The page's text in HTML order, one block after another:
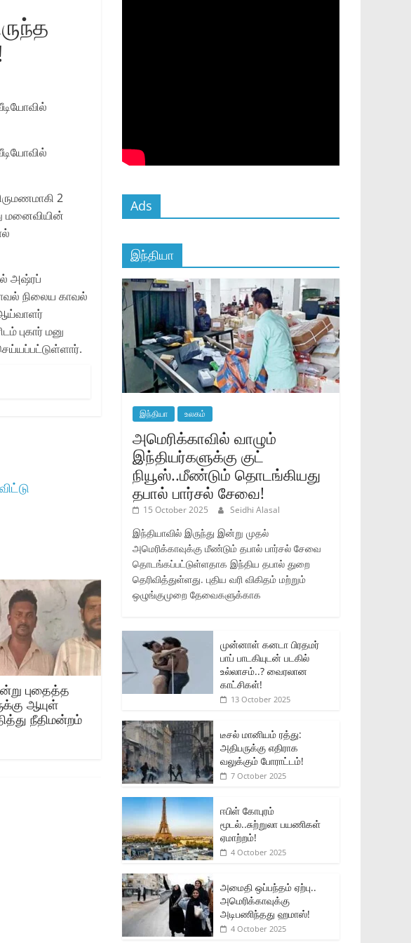
2
மனைவியின்
அஷ்ரப்
நிலைய காவல்
புகார் மனு
புதைத்த
ஆயுள்
நீதிமன்றம்
Ads
இந்தியா
இந்தியா உலகம்
அமெரிக்காவில் வாழும்
இந்தியர்களுக்கு குட்
நியூஸ்..மீண்டும் தொடங்கியது
தபால் பார்சல் சேவை!
15 October 2025 Seidhi Alasal
இந்தியாவில் இருந்து இன்று முதல்
அமெரிக்காவுக்கு மீண்டும் தபால் பார்சல் சேவை
தொடங்கப்பட்டுள்ளதாக இந்திய தபால் துறை
தெரிவித்துள்ளது. புதிய வரி விகிதம் மற்றும்
ஒழுங்குமுறை தேவைகளுக்காக
முன்னாள் கனடா பிரதமர்
பாப் பாடகியுடன் படகில்
உல்லாசம்..? வைரலான
காட்சிகள்!
13 October 2025
டீசல் மானியம் ரத்து:
அதிபருக்கு எதிராக
வலுக்கும் போராட்டம்!
7 October 2025
ஈபிள் கோபுரம்
மூடல்..சுற்றுலா பயணிகள்
ஏமாற்றம்!
4 October 2025
அமைதி ஒப்பந்தம் ஏற்பு..
அமெரிக்காவுக்கு
அடிபணிந்தது ஹமாஸ்!
4 October 2025